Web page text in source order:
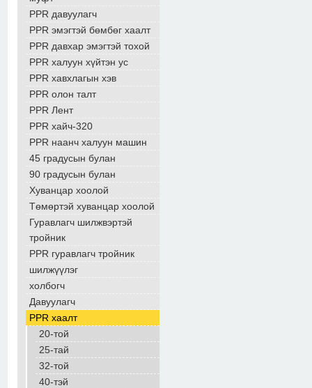
PPR давуулагч
PPR эмэгтэй бөмбөг хаалт
PPR давхар эмэгтэй тохой
PPR халуун хүйтэн ус
PPR хавхлагын хэв
PPR олон талт
PPR Лент
PPR хайч-320
PPR наанч халуун машин
45 градусын булан
90 градусын булан
Хуванцар хоолой
Төмөртэй хуванцар хоолой
Гуравлагч шилжвэртэй
тройник
PPR гуравлагч тройник
шилжүүлэг
холбогч
Давуулагч
PPR хаалт
20-той
25-тай
32-той
40-тэй